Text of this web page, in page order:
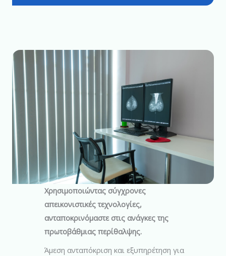
Χρησιμοποιώντας σύγχρονες
απεικονιστικές τεχνολογίες,
ανταποκρινόμαστε στις ανάγκες της
πρωτοβάθμιας περίθαλψης.
Άμεση ανταπόκριση και εξυπηρέτηση για